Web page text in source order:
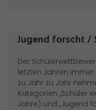
Jugend forscht /
Der
letzten Jahren
zu Jahr zu Jahr
Kategorien „Schüler
Jahre) und „Jugend